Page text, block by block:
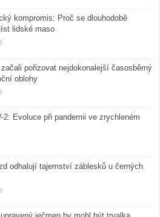
kompromis: Proč se dlouhodobě
lidské maso
začali pořizovat nejdokonalejší časosběrný
oblohy
2: Evoluce při pandemii ve zrychleném
odhalují tajemství záblesků u černých